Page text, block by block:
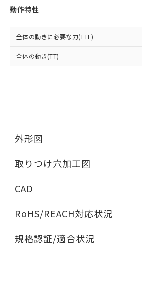
動作特性
全体の動きに必要な力(TTF)
全体の動き(TT)
外形図
取りつけ穴加工図
CAD
ドすることができます。
ログイン/会員登
RoHS/REACH対応状況
EU RoHS 注意事項・凡例
規格認証/適合状況
引・商談に必要な範囲で
をご了承ください。
※当社の共同利用者とは、
の共同利用に関して"
とができます。
51物質の非含有証明書（当社基
欄に対応日を記載しておりまし
既に当社にて対応品への在庫
していることから、特段のこ
り、2022年1月12日より割愛し
す。